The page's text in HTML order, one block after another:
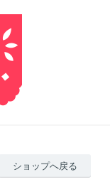
ショップへ戻る